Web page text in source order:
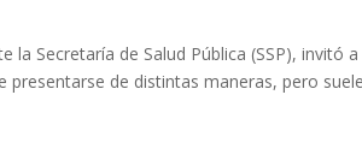
la Secretaría de Salud Pública (SSP),
presentarse de distintas maneras, pero